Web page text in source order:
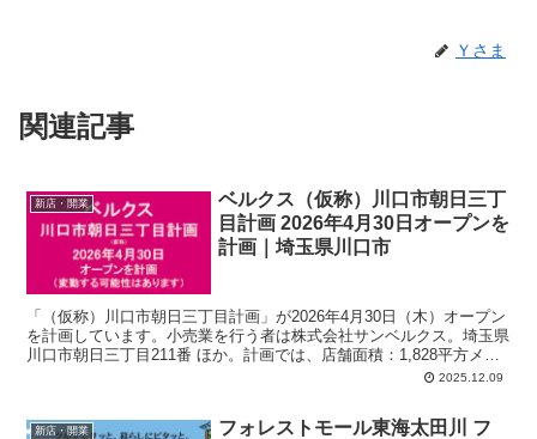
Ｙさま
関連記事
新店・開業
ベルクス（仮称）川口市朝日三丁
目計画 2026年4月30日オープンを
計画｜埼玉県川口市
「（仮称）川口市朝日三丁目計画」が2026年4月30日（木）オープン
を計画しています。小売業を行う者は株式会社サンベルクス。埼玉県
川口市朝日三丁目211番 ほか。計画では、店舗面積：1,828平方メー
トル、駐車場：76台、駐輪場：53台、営業時間：午前9時00分-午後
2025.12.09
新店・開業
フォレストモール東海太田川 フ